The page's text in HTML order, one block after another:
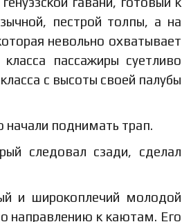
пестрой толпы, а на
невольно охватывает
пассажиры суетливо
с высоты своей палубы
поднимать трап.
следовал сзади, сделал
и широкоплечий молодой
направлению к каютам. Его